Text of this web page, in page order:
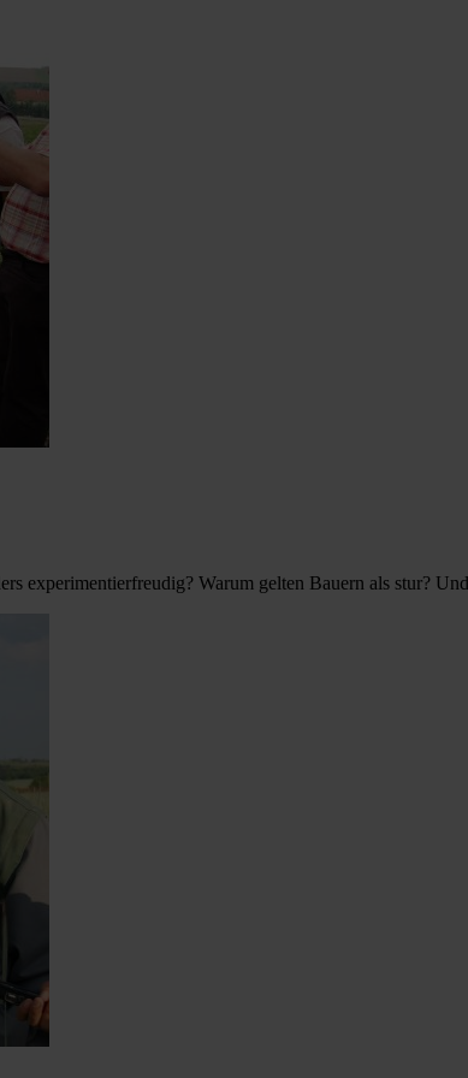
experimentierfreudig? Warum gelten Bauern als stur?